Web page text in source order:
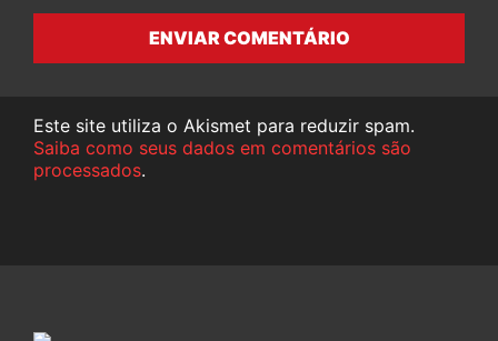
ENVIAR COMENTÁRIO
Este site utiliza o Akismet para reduzir spam.
Saiba como seus dados em comentários são
processados.